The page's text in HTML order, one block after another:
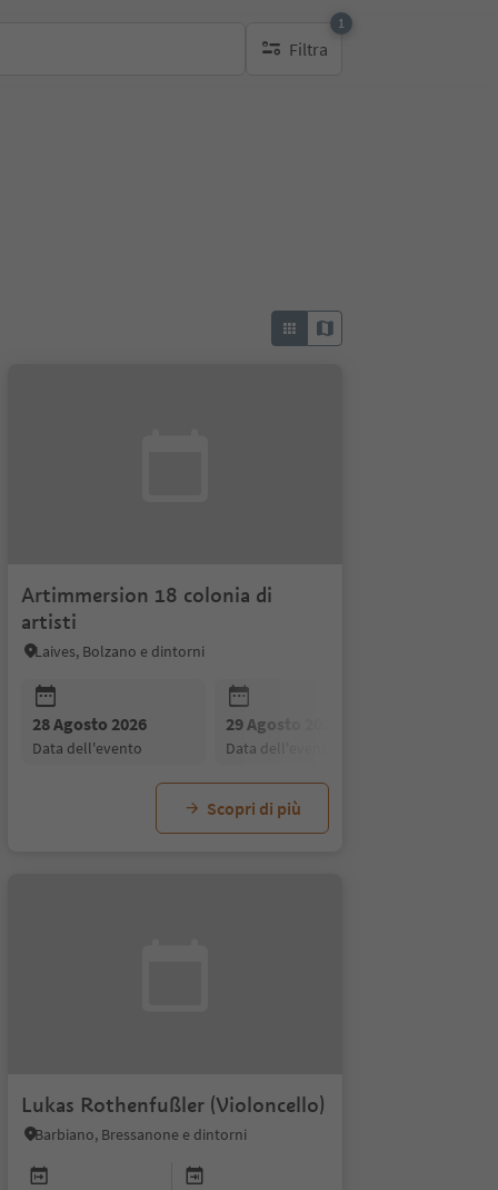
Filtra
1
1 filtro attivo
2026
data dell'evento
Artimmersion 18 colonia di
artisti
Laives, Bolzano e dintorni
28 Agosto 2026
data dell'evento
29 Agosto 2026
data dell'evento
Scopri di più
Lukas Rothenfußler (Violoncello)
Barbiano, Bressanone e dintorni